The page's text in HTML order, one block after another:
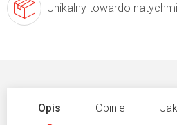
Unikalny towardo
Opis Opinie